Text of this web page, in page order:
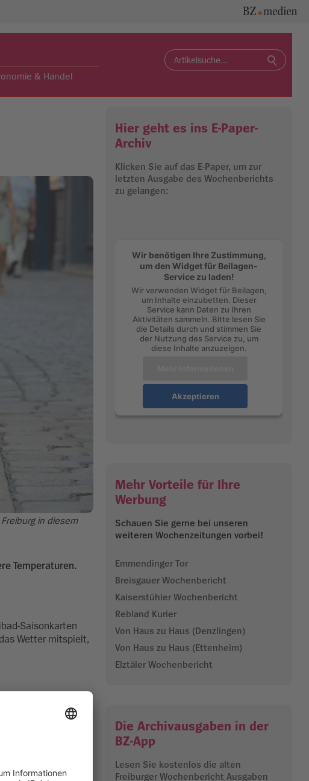
& Handel
Search
for:
in diesem
Temperaturen.
Saisonkarten
Wetter mitspielt,
des
Surffield GmbH.
Hier geht es ins E-Paper-
Archiv
Klicken Sie auf das E-Paper, um zur
letzten Ausgabe des Wochenberichts
zu gelangen:
Wir benötigen Ihre Zustimmung,
um den Widget für Beilagen-
Service zu laden!
Wir verwenden Widget für Beilagen,
um Inhalte einzubetten. Dieser
Service kann Daten zu Ihren
Aktivitäten sammeln. Bitte lesen Sie
die Details durch und stimmen Sie
der Nutzung des Service zu, um
diese Inhalte anzuzeigen.
Akzeptieren
Mehr Vorteile für Ihre
Werbung
Schauen Sie gerne bei unseren
weiteren Wochenzeitungen vorbei!
Emmendinger Tor
Breisgauer Wochenbericht
Kaiserstühler Wochenbericht
Rebland Kurier
Von Haus zu Haus (Denzlingen)
Von Haus zu Haus (Ettenheim)
Elztäler Wochenbericht
Die Archivausgaben in der
BZ-App
Lesen Sie kostenlos die alten
Freiburger Wochenbericht Ausgaben